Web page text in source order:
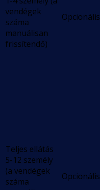
vendégek
száma
manuálisan
frissítendő)
Opcionális
Teljes ellátás
5-12 személy
(a vendégek
száma
Opcionális